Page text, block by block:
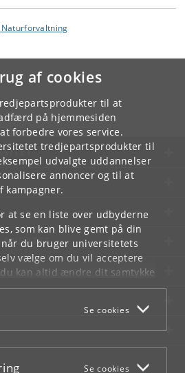
af cookies
til at
på hjemmesiden
forbedre vores service.
tredjepartsprodukter til
udvalgte uddannelser
annoncer og til at
kampagner.
at se en liste over udbyderne
som kan blive gemt på din
du bruger universitetets
vælge om du vil acceptere
kan altid ændre dit samtykke
som du finder i
Se cookies
Se cookies
ANSATTE